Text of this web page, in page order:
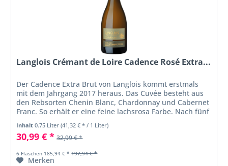
Langlois Crémant de Loire Cadence Rosé Extra...
Der Cadence Extra Brut von Langlois kommt erstmals
mit dem Jahrgang 2017 heraus. Das Cuvée besteht aus
den Rebsorten Chenin Blanc, Chardonnay und Cabernet
Franc. So erhält er eine feine lachsrosa Farbe. Nach fünf
Jahren Reifung und sechs...
Inhalt0.75 Liter(41,32 € * / 1 Liter)
30,99 € * 32,99 € *
6 Flaschen 185,94 € * 197,94 € *
Merken